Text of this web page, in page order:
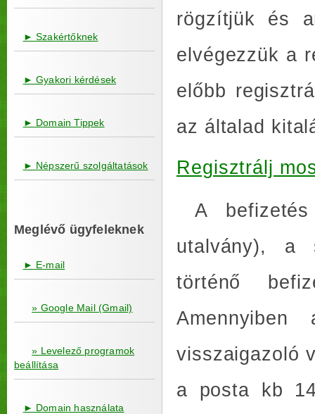
► Szakértőknek
► Gyakori kérdések
► Domain Tippek
► Népszerű szolgáltatások
Meglévő ügyfeleknek
► E-mail
» Google Mail (Gmail)
» Levelező programok
beállítása
► Domain használata
rögzítjük és
elvégezzük a
előbb
az általad
Regisztrálj
A befizetés
utalvány), a
történő
visszaigazoló
a posta kb